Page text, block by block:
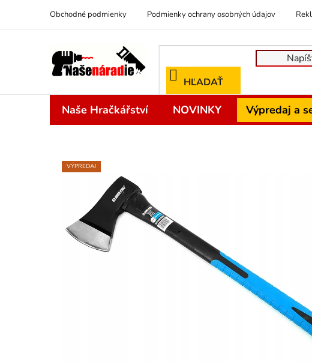
obsah
Obchodné podmienky Podmienky ochrany osobných údajov
HĽADAŤ
Naše Hračkářství NOVINKY Výpredaj a
VÝPREDAJ